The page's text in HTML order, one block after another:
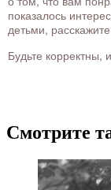
показалось
детьми,
Будьте корректны,
Смотрите